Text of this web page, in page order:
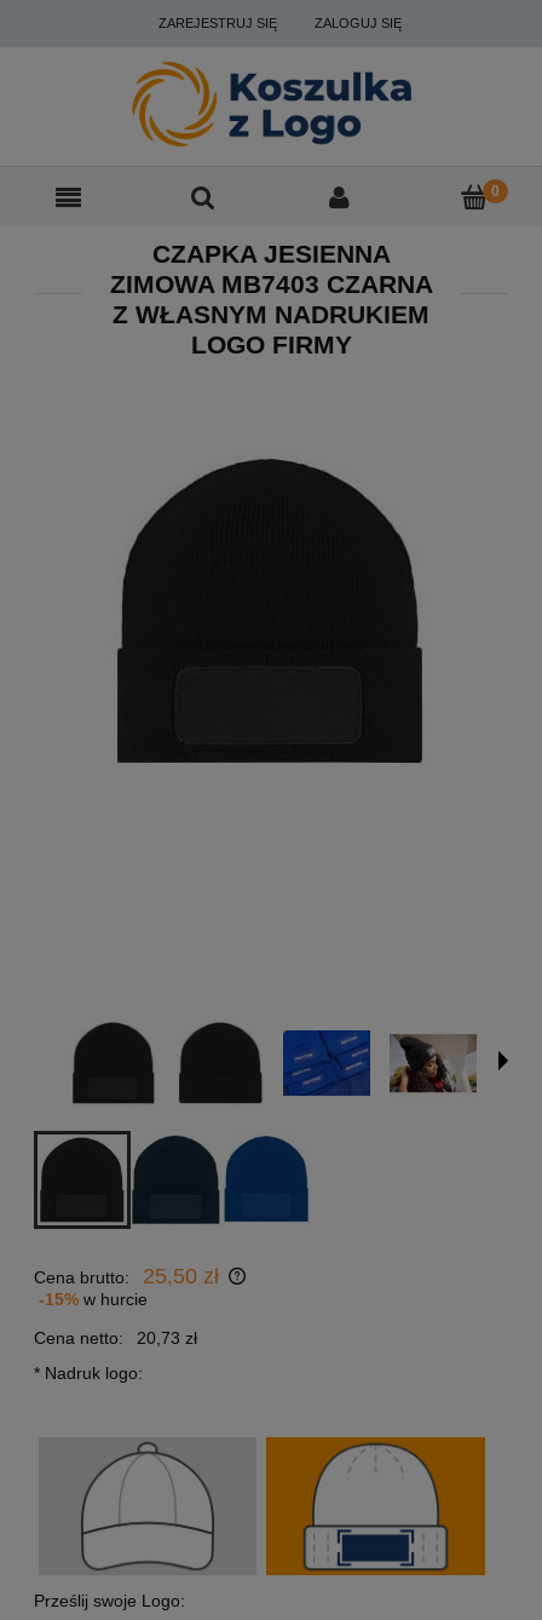
ZAREJESTRUJ SIĘ ZALOGUJ SIĘ
CZAPKA JESIENNA
ZIMOWA MB7403 CZARNA
Z WŁASNYM NADRUKIEM
LOGO FIRMY
Cena brutto: 25,50 zł
-15% w hurcie
Cena netto:
20,73 zł
* Nadruk logo:
Prześlij swoje Logo: